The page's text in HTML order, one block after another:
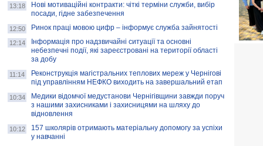
13:18
Нові мотиваційні контракти: чіткі терміни служби, вибір
посади, гідне забезпечення
12:50 Ринок праці мовою цифр – інформує служба зайнятості
12:14
Інформація про надзвичайні ситуації та основні
небезпечні події, які зареєстровані на території області
за добу
11:14
Реконструкція магістральних теплових мереж у Чернігові
під управлінням НЕФКО виходить на завершальний етап
10:34
Медики відомчої медустанови Чернігівщини завжди поруч
з нашими захисниками і захисницями на шляху до
відновлення
10:12
157 школярів отримають матеріальну допомогу за успіхи
у навчанні